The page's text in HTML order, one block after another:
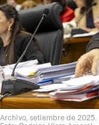
Archivo, setiembre de 2025.